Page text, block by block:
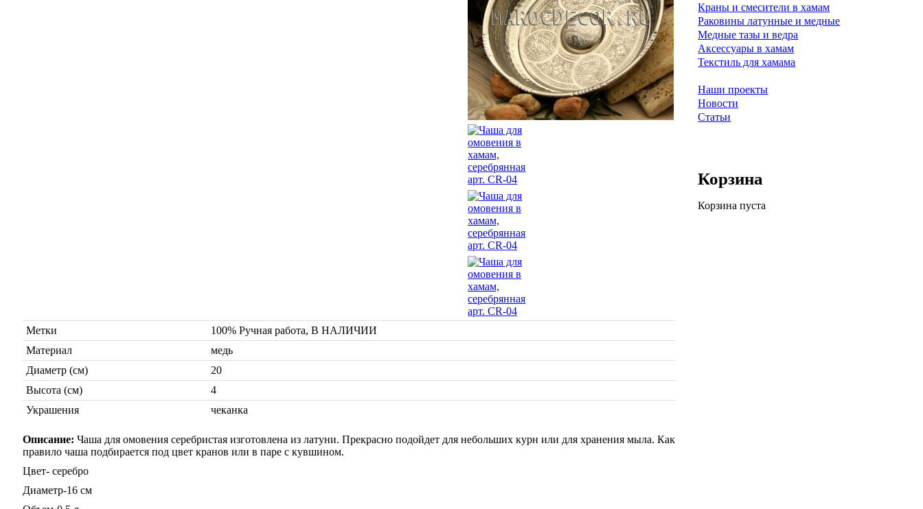
Метки
100% Ручная работа, В НАЛИЧИИ
Материал
медь
Диаметр (см)
20
Высота (см)
4
Украшения
чеканка
Описание: Чаша для омовения серебристая изготовлена из латуни. Прекрасно подойдет для небольших курн или для хранения мыла. Как
правило чаша подбирается под цвет кранов или в паре с кувшином.
Цвет- серебро
Диаметр-16 см
Краны и смесители в хамам
Раковины латунные и медные
Медные тазы и ведра
Аксессуары в хамам
Текстиль для хамама
Наши проекты
Новости
Статьи
Корзина
Корзина пуста